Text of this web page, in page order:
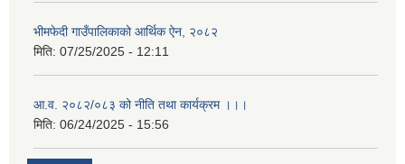
भीमफेदी गाउँपालिकाको आर्थिक ऐन, २०८२
मिति: 07/25/2025 - 12:11
आ.व. २०८२/०८३ को नीति तथा कार्यक्रम ।।।
मिति: 06/24/2025 - 15:56